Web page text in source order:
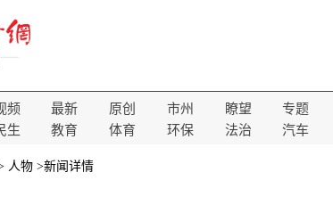
频 最新 原创 市州 瞭望 专题
生 教育 体育 环保 法治 汽车
人物 >新闻详情